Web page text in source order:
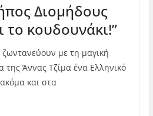
Διομήδους
το κουδουνάκι!”
με τη μαγική
της Άννας Τζίμα ένα Ελληνικό
και στα